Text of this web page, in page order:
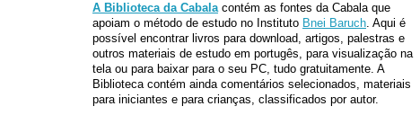
A Biblioteca da Cabalacontém as fontes da Cabala que
apoiam o método de estudo no Instituto Bnei Baruch. Aqui é
possível encontrar livros para download, artigos, palestras e
outros materiais de estudo em portugês, para visualização na
tela ou para baixar para o seu PC, tudo gratuitamente. A
Biblioteca contém ainda comentários selecionados, materiais
para iniciantes e para crianças, classificados por autor.